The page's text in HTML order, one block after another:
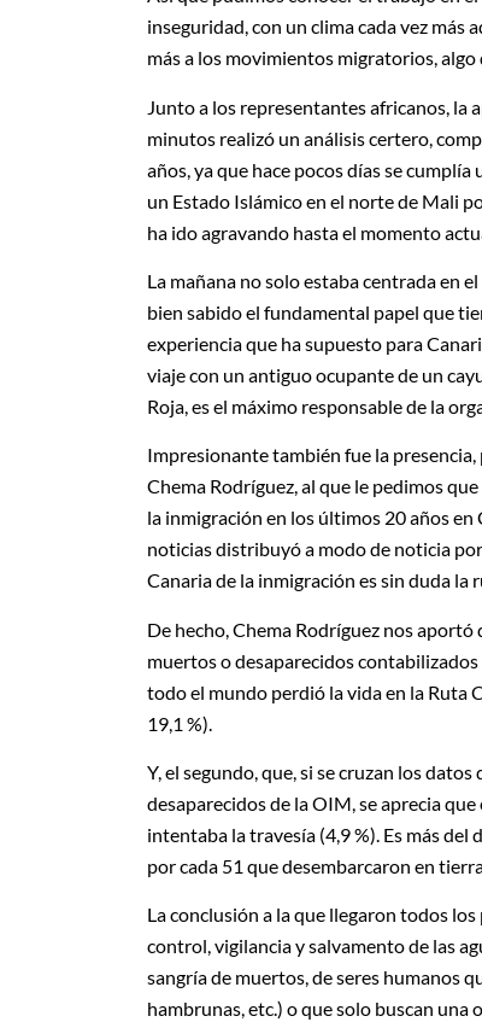
inseguridad, con un clima cada vez
más a los movimientos migratorios,
Junto a los representantes africanos,
minutos realizó un análisis certero,
años, ya que hace pocos días se
un Estado Islámico en el norte de Mali
ha ido agravando hasta el momento
La mañana no solo estaba centrada en
bien sabido el fundamental papel que
experiencia que ha supuesto para
viaje con un antiguo ocupante de un
Roja, es el máximo responsable de la
Impresionante también fue la presencia,
Chema Rodríguez, al que le pedimos
la inmigración en los últimos 20 años en
noticias distribuyó a modo de noticia
Canaria de la inmigración es sin duda
De hecho, Chema Rodríguez nos
muertos o desaparecidos
todo el mundo perdió la vida en la Ruta
19,1 %).
Y, el segundo, que, si se cruzan los
desaparecidos de la OIM, se aprecia
intentaba la travesía (4,9 %). Es más
por cada 51 que desembarcaron en
La conclusión a la que llegaron todos
control, vigilancia y salvamento de las
sangría de muertos, de seres humanos
hambrunas, etc.) o que solo buscan